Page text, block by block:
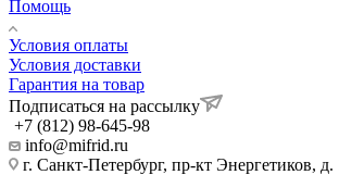
Помощь
Условия оплаты
Условия доставки
Гарантия на товар
Подписаться на рассылку
+7 (812) 98-645-98
info@mifrid.ru
г. Санкт-Петербург, пр-кт Энергетиков,